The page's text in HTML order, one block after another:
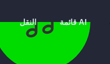
النقل قائمة AI